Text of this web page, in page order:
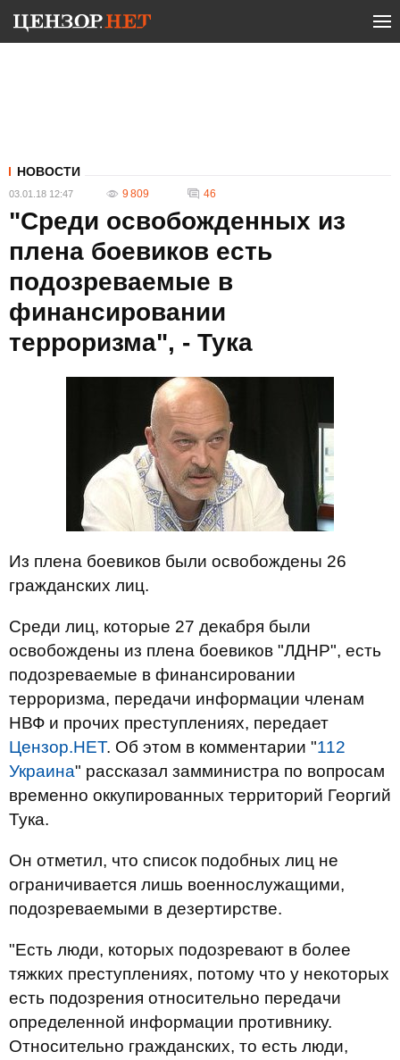
НОВОСТИ
03.01.18 12:47 9 809 46
"Среди освобожденных из
плена боевиков есть
подозреваемые в
финансировании
терроризма", - Тука
Из плена боевиков были освобождены 26
гражданских лиц.
Среди лиц, которые 27 декабря были
освобождены из плена боевиков "ЛДНР", есть
подозреваемые в финансировании
терроризма, передачи информации членам
НВФ и прочих преступлениях, передает
Цензор.НЕТ. Об этом в комментарии "112
Украина" рассказал замминистра по вопросам
временно оккупированных территорий Георгий
Тука.
Он отметил, что список подобных лиц не
ограничивается лишь военнослужащими,
подозреваемыми в дезертирстве.
"Есть люди, которых подозревают в более
тяжких преступлениях, потому что у некоторых
есть подозрения относительно передачи
определенной информации противнику.
Относительно гражданских, то есть люди,